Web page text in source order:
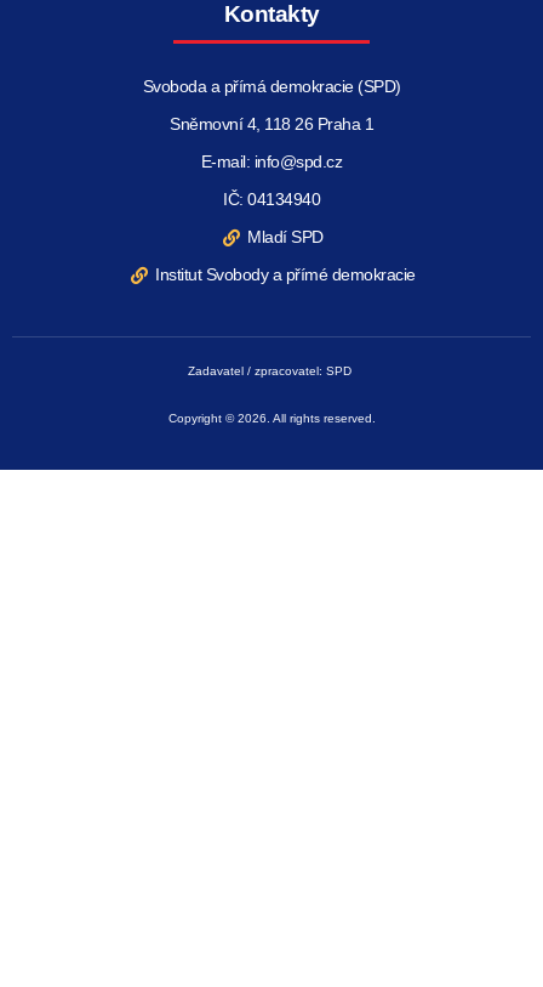
Kontakty
Svoboda a přímá demokracie (SPD)
Sněmovní 4, 118 26 Praha 1
E-mail: info@spd.cz
IČ: 04134940
Mladí SPD
Institut Svobody a přímé demokracie
Zadavatel / zpracovatel: SPD
Copyright © 2026. All rights reserved.